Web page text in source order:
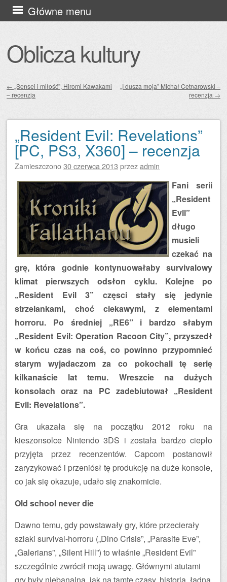
Oblicza kultury
Główne menu
Przejdź
do
Zobacz wpisy
← „Sensei i miłość”, Hiromi Kawakami
– recenzja
„I dusza moja” Michał Cetnarowski –
recenzja →
„Resident Evil: Revelations”
[PC, PS3, X360] – recenzja
Zamieszczono30 czerwca 2013 przezadmin
Fani serii
„Resident
Evil”
długo
musieli
czekać na
grę, która godnie kontynuowałaby survivalowy
klimat pierwszych odsłon cyklu. Kolejne po
„Resident Evil 3” częsci stały się jedynie
strzelankami, choć ciekawymi, z elementami
horroru. Po średniej „RE6” i bardzo słabym
„Resident Evil: Operation Racoon City”, przyszedł
w końcu czas na coś, co powinno przypomnieć
starym wyjadaczom za co pokochali tę serię
kilkanaście lat temu. Wreszcie na dużych
konsolach oraz na PC zadebiutował „Resident
Evil: Revelations”.
Gra ukazała się na początku 2012 roku na
kieszonsolce Nintendo 3DS i została bardzo ciepło
przyjęta przez recenzentów. Capcom postanowił
zaryzykować i przeniósł tę produkcję na duże konsole,
co jak się okazuje, udało się znakomicie.
Old school never die
Dawno temu, gdy powstawały gry, które przecierały
szlaki survival-horroru („Dino Crisis”, „Parasite Eve”,
„Galerians”, „Silent Hill”) to właśnie „Resident Evil”
szczególnie zwrócił moją uwagę. Głównymi atutami